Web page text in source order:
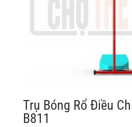
Trụ Bóng Rổ Điều
B811